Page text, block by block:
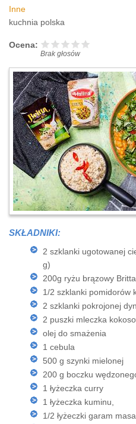
Inne
kuchnia polska
Ocena:
Brak głosów
SKŁADNIKI:
2 szklanki ugotowanej
g)
200g ryżu brązowy Britta
1/2 szklanki pomidorów
2 szklanki pokrojonej
2 puszki mleczka
olej do smażenia
1 cebula
500 g szynki mielonej
200 g boczku
1 łyżeczka curry
1 łyżeczka kuminu,
1/2 łyżeczki garam